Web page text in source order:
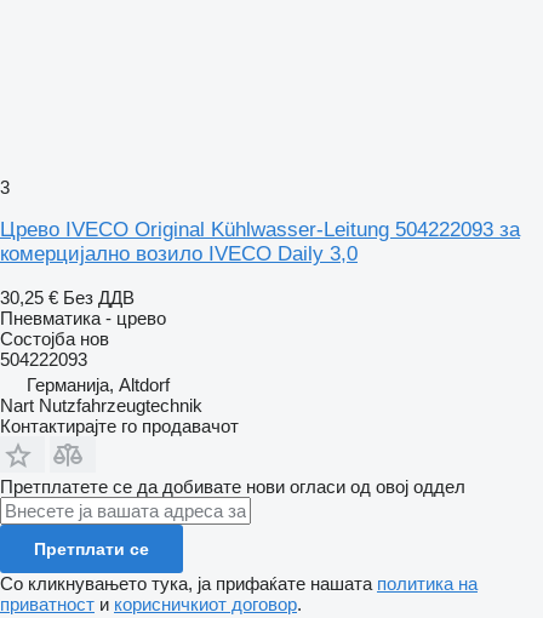
3
Црево IVECO Original Kühlwasser-Leitung 504222093 за
комерцијално возило IVECO Daily 3,0
30,25 € Без ДДВ
Пневматика - црево
Состојба нов
504222093
Германија, Altdorf
Nart Nutzfahrzeugtechnik
Контактирајте го продавачот
Претплатете се да добивате нови огласи од овој оддел
Претплати се
Со кликнувањето тука, ја прифаќате нашата политика на
приватност и корисничкиот договор.